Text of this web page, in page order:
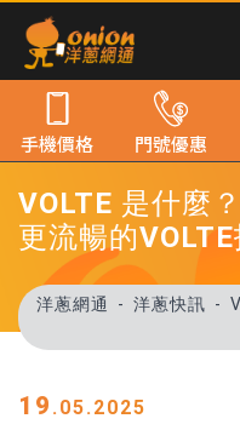
VOLTE 是什麼
更流暢的
洋蔥網通 洋蔥快訊
19 .05.2025
手機價格 門號優惠